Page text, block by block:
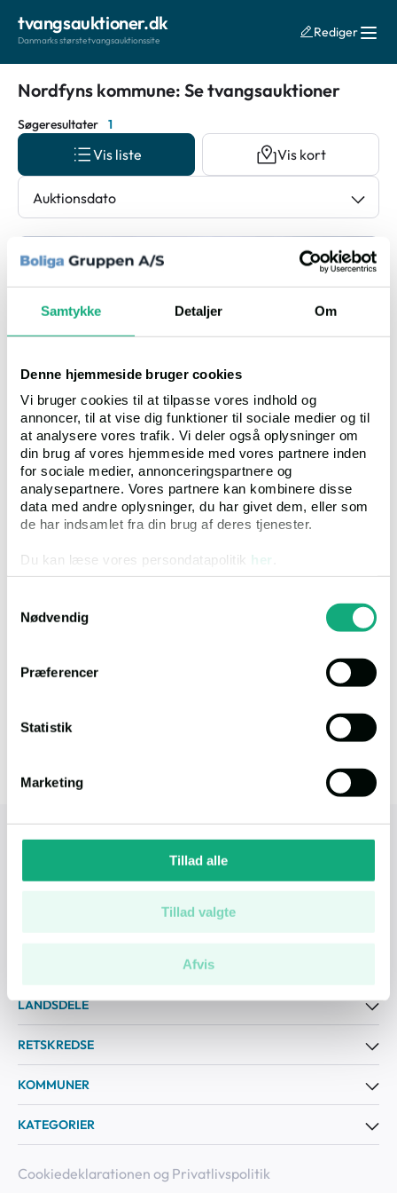
Samtykke Detaljer Om
Denne hjemmeside bruger cookies
Vi bruger cookies til at tilpasse vores indhold og
annoncer, til at vise dig funktioner til sociale medier og til
at analysere vores trafik. Vi deler også oplysninger om
din brug af vores hjemmeside med vores partnere inden
for sociale medier, annonceringspartnere og
analysepartnere. Vores partnere kan kombinere disse
data med andre oplysninger, du har givet dem, eller som
de har indsamlet fra din brug af deres tjenester.
Du kan læse vores persondatapolitik her
Nødvendig
Præferencer
Statistik
Marketing
Tillad alle
Tillad valgte
Afvis
tvangsauktioner.dk
Danmarks største tvangsauktionssite
Rediger
Nordfyns kommune: Se tvangsauktioner
Søgeresultater 1
Auktionsdato
Vis liste Vis kort
Villa
Nymarksgyden 7, 5474 Veflinge
1. auktion med højeste bud:
320.000 Kr.
Salgsopstilling
Auktion
2
Auktionsdato
18.08.2026, 10.00
Klik
Erhverv:
Grund:
tvangsauktioner.dk
+45 33 70 70 70 (9.00-16.00)
LANDSDELE
RETSKREDSE
KOMMUNER
KATEGORIER
Cookiedeklarationen og Privatlivspolitik